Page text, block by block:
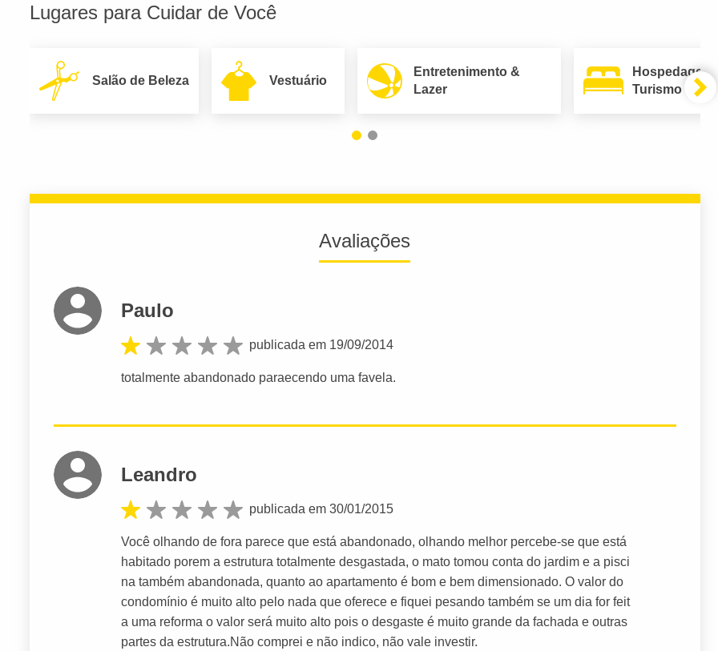
Lugares para Cuidar de Você
Salão de Beleza Vestuário
Entretenimento &
Lazer
Hospedagem
Turismo
Avaliações
Paulo
publicada em 19/09/2014
totalmente abandonado paraecendo uma favela.
Leandro
publicada em 30/01/2015
Você olhando de fora parece que está abandonado, olhando melhor percebe-se que está
habitado porem a estrutura totalmente desgastada, o mato tomou conta do jardim e a pisci
na também abandonada, quanto ao apartamento é bom e bem dimensionado. O valor do
condomínio é muito alto pelo nada que oferece e fiquei pesando também se um dia for feit
a uma reforma o valor será muito alto pois o desgaste é muito grande da fachada e outras
partes da estrutura.Não comprei e não indico, não vale investir.